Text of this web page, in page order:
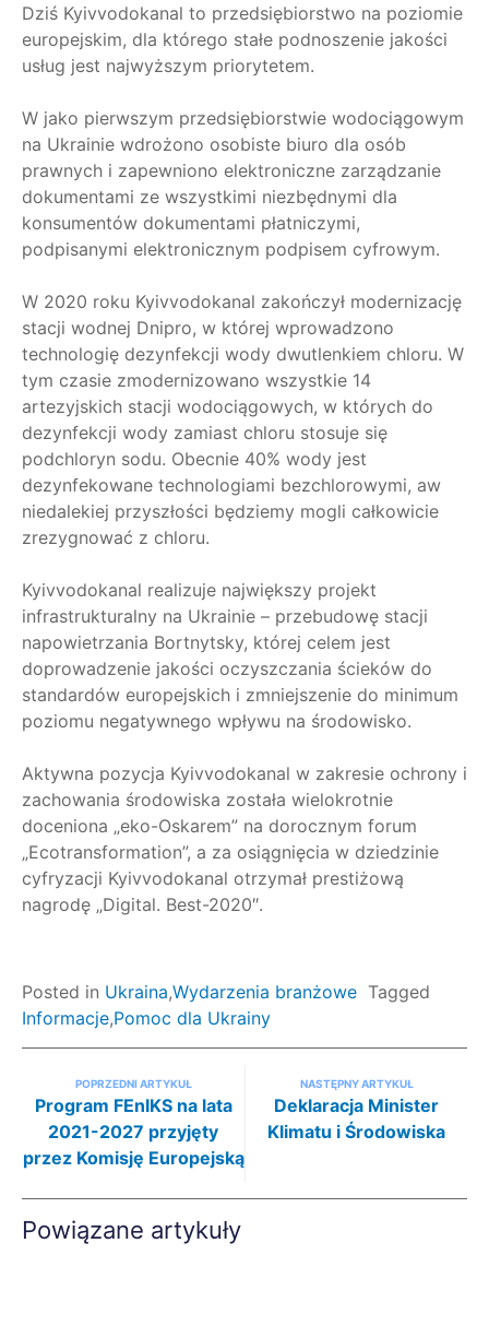
Dziś Kyivvodokanal to przedsiębiorstwo na poziomie
europejskim, dla którego stałe podnoszenie jakości
usług jest najwyższym priorytetem.
W jako pierwszym przedsiębiorstwie wodociągowym
na Ukrainie wdrożono osobiste biuro dla osób
prawnych i zapewniono elektroniczne zarządzanie
dokumentami ze wszystkimi niezbędnymi dla
konsumentów dokumentami płatniczymi,
podpisanymi elektronicznym podpisem cyfrowym.
W 2020 roku Kyivvodokanal zakończył modernizację
stacji wodnej Dnipro, w której wprowadzono
technologię dezynfekcji wody dwutlenkiem chloru. W
tym czasie zmodernizowano wszystkie 14
artezyjskich stacji wodociągowych, w których do
dezynfekcji wody zamiast chloru stosuje się
podchloryn sodu. Obecnie 40% wody jest
dezynfekowane technologiami bezchlorowymi, aw
niedalekiej przyszłości będziemy mogli całkowicie
zrezygnować z chloru.
Kyivvodokanal realizuje największy projekt
infrastrukturalny na Ukrainie – przebudowę stacji
napowietrzania Bortnytsky, której celem jest
doprowadzenie jakości oczyszczania ścieków do
standardów europejskich i zmniejszenie do minimum
poziomu negatywnego wpływu na środowisko.
Aktywna pozycja Kyivvodokanal w zakresie ochrony i
zachowania środowiska została wielokrotnie
doceniona „eko-Oskarem” na dorocznym forum
„Ecotransformation”, a za osiągnięcia w dziedzinie
cyfryzacji Kyivvodokanal otrzymał prestiżową
nagrodę „Digital. Best-2020″.
Posted in Ukraina,Wydarzenia branżowe Tagged
Informacje,Pomoc dla Ukrainy
Nawigacja po artykułach
POPRZEDNI ARTYKUŁ
Program FEnIKS na lata
2021-2027 przyjęty
przez Komisję Europejską
NASTĘPNY ARTYKUŁ
Deklaracja Minister
Klimatu i Środowiska
Powiązane artykuły